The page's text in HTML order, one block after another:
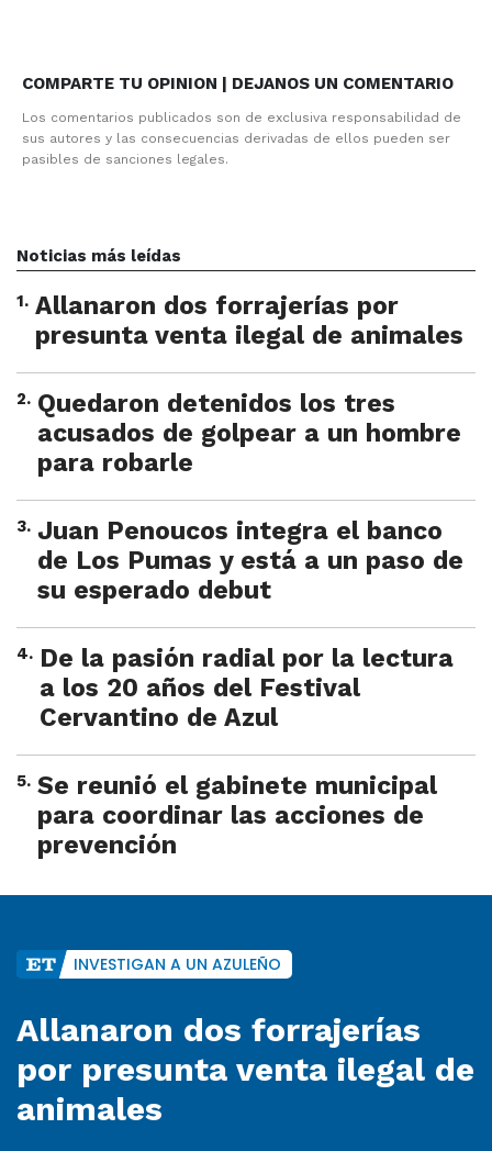
COMPARTE TU OPINION | DEJANOS UN COMENTARIO
Los comentarios publicados son de exclusiva responsabilidad de
sus autores y las consecuencias derivadas de ellos pueden ser
pasibles de sanciones legales.
Noticias más leídas
1. Allanaron dos forrajerías por
presunta venta ilegal de animales
2. Quedaron detenidos los tres
acusados de golpear a un hombre
para robarle
3. Juan Penoucos integra el banco
de Los Pumas y está a un paso de
su esperado debut
4. De la pasión radial por la lectura
a los 20 años del Festival
Cervantino de Azul
5. Se reunió el gabinete municipal
para coordinar las acciones de
prevención
INVESTIGAN A UN AZULEÑO
Allanaron dos forrajerías
por presunta venta ilegal de
animales